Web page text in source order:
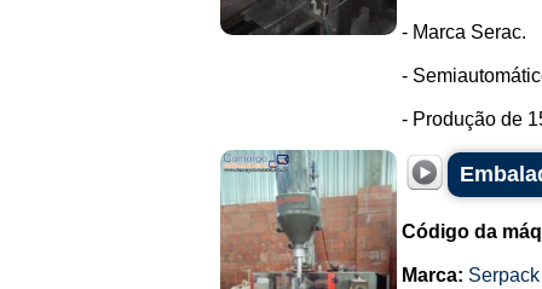
- Marca Serac.
-
- Produção de
Código da
Marca: Serpack